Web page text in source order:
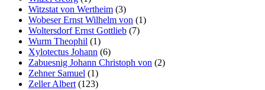
Witzstat von Wertheim (3)
Wobeser Ernst Wilhelm von (1)
Woltersdorf Ernst Gottlieb (7)
Wurm Theophil (1)
Xylotectus Johann (6)
Zabuesnig Johann Christoph von (2)
Zehner Samuel (1)
Zeller Albert (123)